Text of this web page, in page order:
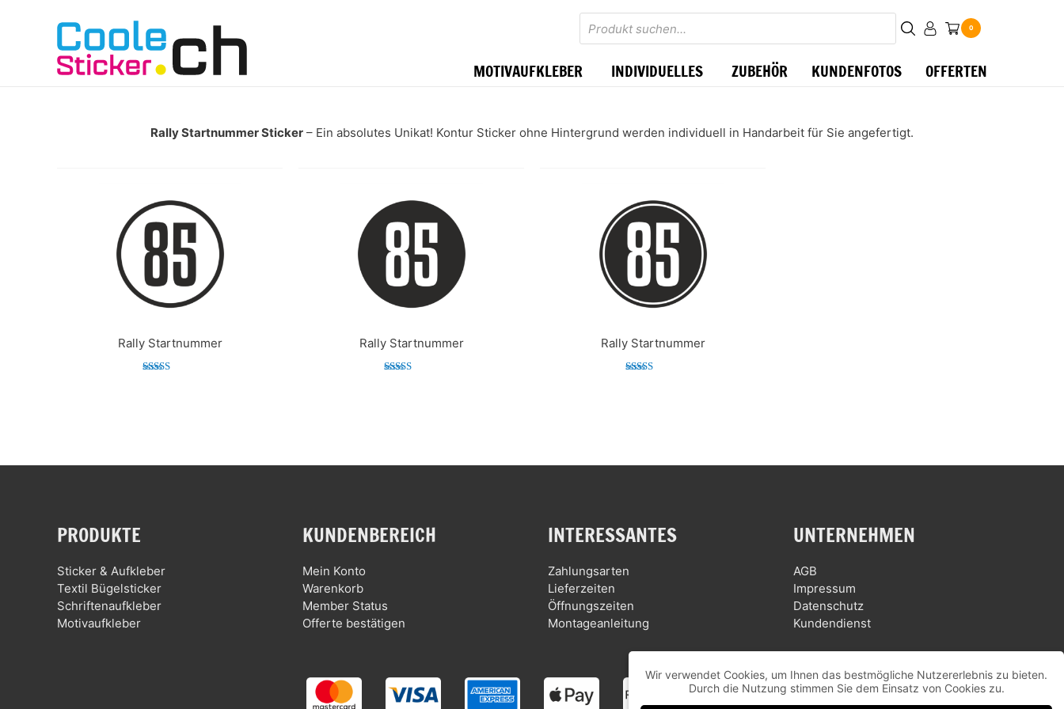
Products
search 0
MOTIVAUFKLEBER INDIVIDUELLES ZUBEHÖR KUNDENFOTOS OFFERTEN
Rally Startnummer Sticker – Ein absolutes Unikat! Kontur Sticker ohne Hintergrund werden individuell in Handarbeit für Sie angefertigt.
Rally Startnummer Rally Startnummer Rally Startnummer
PRODUKTE
Sticker & Aufkleber
Textil Bügelsticker
Schriftenaufkleber
Motivaufkleber
KUNDENBEREICH
Mein Konto
Warenkorb
Member Status
Offerte bestätigen
INTERESSANTES
Zahlungsarten
Lieferzeiten
Öffnungszeiten
Montageanleitung
UNTERNEHMEN
AGB
Impressum
Datenschutz
Kundendienst
Wir verwendet Cookies, um Ihnen das bestmögliche Nutzererlebnis zu bieten.
Durch die Nutzung stimmen Sie dem Einsatz von Cookies zu.